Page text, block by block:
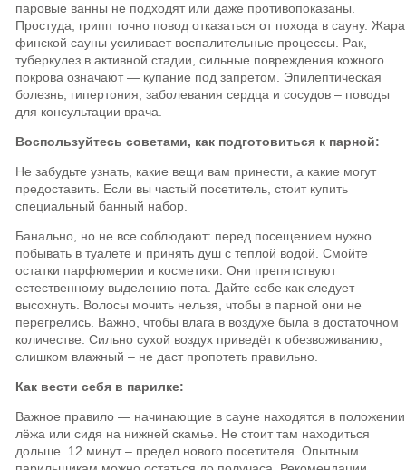
паровые ванны не подходят или даже противопоказаны.
Простуда, грипп точно повод отказаться от похода в сауну. Жара
финской сауны усиливает воспалительные процессы. Рак,
туберкулез в активной стадии, сильные повреждения кожного
покрова означают — купание под запретом. Эпилептическая
болезнь, гипертония, заболевания сердца и сосудов – поводы
для консультации врача.
Воспользуйтесь советами, как подготовиться к парной:
Не забудьте узнать, какие вещи вам принести, а какие могут
предоставить. Если вы частый посетитель, стоит купить
специальный банный набор.
Банально, но не все соблюдают: перед посещением нужно
побывать в туалете и принять душ с теплой водой. Смойте
остатки парфюмерии и косметики. Они препятствуют
естественному выделению пота. Дайте себе как следует
высохнуть. Волосы мочить нельзя, чтобы в парной они не
перегрелись. Важно, чтобы влага в воздухе была в достаточном
количестве. Сильно сухой воздух приведёт к обезвоживанию,
слишком влажный – не даст пропотеть правильно.
Как вести себя в парилке:
Важное правило — начинающие в сауне находятся в положении
лёжа или сидя на нижней скамье. Не стоит там находиться
дольше. 12 минут – предел нового посетителя. Опытным